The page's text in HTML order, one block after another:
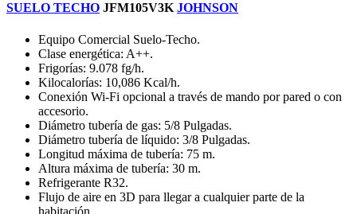
SUELO TECHO JFM105V3K JOHNSON
Equipo Comercial Suelo-Techo.
Clase energética: A++.
Frigorías: 9.078 fg/h.
Kilocalorías: 10,086 Kcal/h.
Conexión Wi-Fi opcional a través de mando por pared o con
accesorio.
Diámetro tubería de gas: 5/8 Pulgadas.
Diámetro tubería de líquido: 3/8 Pulgadas.
Longitud máxima de tubería: 75 m.
Altura máxima de tubería: 30 m.
Refrigerante R32.
Flujo de aire en 3D para llegar a cualquier parte de la
habitación.